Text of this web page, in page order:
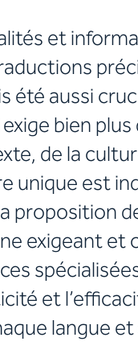
s et
été aussi
bien
de la
unique est
proposition
exigeant
et
langue